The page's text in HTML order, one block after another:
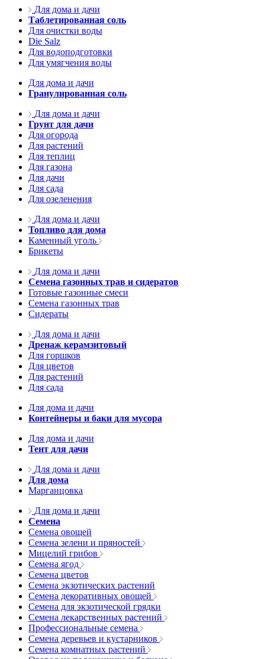
Для дома и дачи
Таблетированная соль
Для очистки воды
Die Salz
Для водоподготовки
Для умягчения воды
Для дома и дачи
Гранулированная соль
Для дома и дачи
Грунт для дачи
Для огорода
Для растений
Для теплиц
Для газона
Для дачи
Для сада
Для озеленения
Для дома и дачи
Топливо для дома
Каменный уголь
Брикеты
Для дома и дачи
Семена газонных трав и сидератов
Готовые газонные смеси
Семена газонных трав
Сидераты
Для дома и дачи
Дренаж керамзитовый
Для горшков
Для цветов
Для растений
Для сада
Для дома и дачи
Контейнеры и баки для мусора
Для дома и дачи
Тент для дачи
Для дома и дачи
Для дома
Марганцовка
Для дома и дачи
Семена
Семена овощей
Семена зелени и пряностей
Мицелий грибов
Семена ягод
Семена цветов
Семена экзотических растений
Семена декоративных овощей
Семена для экзотической грядки
Семена лекарственных растений
Профессиональные семена
Семена деревьев и кустарников
Семена комнатных растений